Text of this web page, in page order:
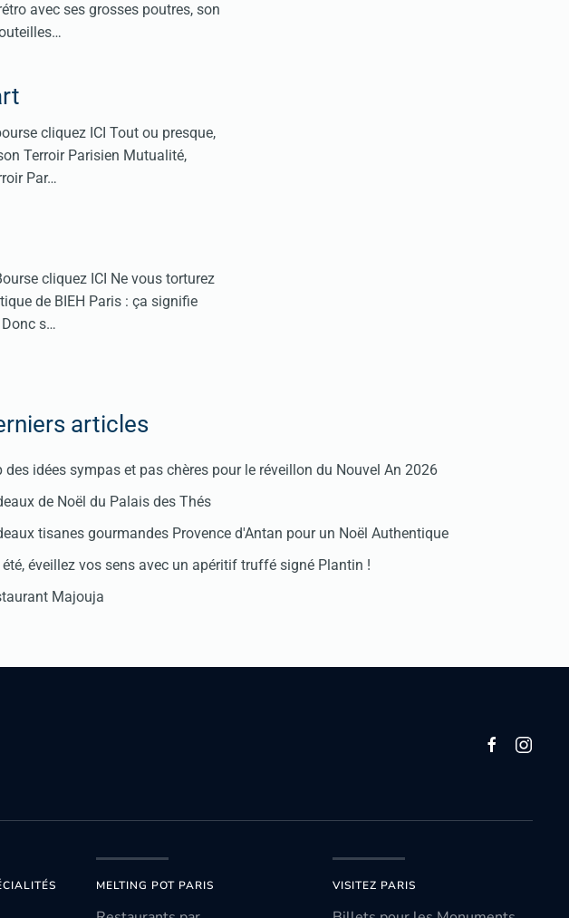
avec ses grosses poutres, son
cliquez ICI Tout ou presque,
Terroir Parisien Mutualité,
Par…
cliquez ICI Ne vous torturez
de BIEH Paris : ça signifie
Donc s…
articles
des idées sympas et pas chères pour le réveillon du Nouvel An 2026
de Noël du Palais des Thés
tisanes gourmandes Provence d'Antan pour un Noël Authentique
été, éveillez vos sens avec un apéritif truffé signé Plantin !
Majouja
MELTING POT PARIS VISITEZ PARIS